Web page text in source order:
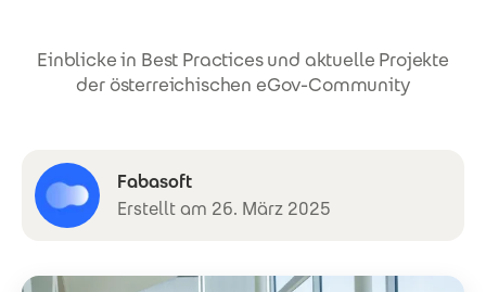
Einblicke in Best Practices und aktuelle Projekte
der österreichischen eGov-Community
Fabasoft
Erstellt am 26. März 2025